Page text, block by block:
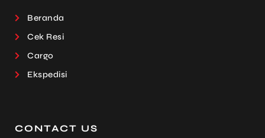
Beranda
Cek Resi
Cargo
Ekspedisi
CONTACT US